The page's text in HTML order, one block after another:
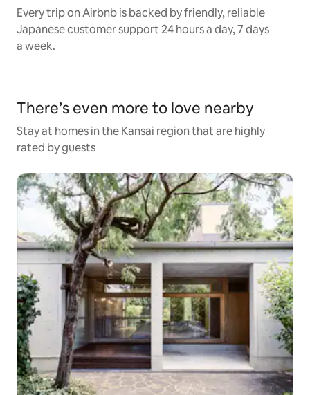
Every trip on Airbnb is backed by friendly, reliable
Japanese customer support 24 hours a day, 7 days
a week.
There’s even more to love nearby
Stay at homes in the Kansai region that are highly
rated by guests